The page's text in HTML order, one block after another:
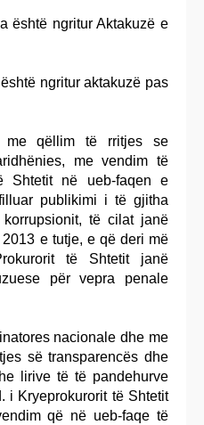
ngritur Aktakuzë e
ngritur aktakuzë pas
me qëllim të rritjes se
me vendim të
Shtetit në ueb-faqen e
publikimi i të gjitha
të cilat janë
e tutje, e që deri më
të Shtetit janë
për vepra penale
nacionale dhe me
së transparencës dhe
lirive të të pandehurve
i Kryeprokurorit të Shtetit
që në ueb-faqe të